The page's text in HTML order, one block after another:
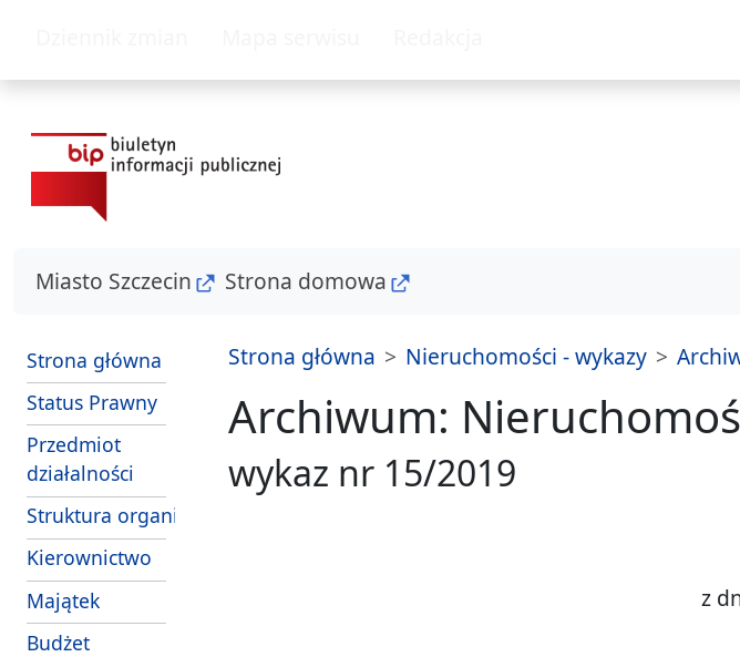
Miasto Szczecin Strona domowa
Strona główna
Status Prawny
Przedmiot
działalności
Struktura organizacyjna
Kierownictwo
Majątek
Budżet
Strona główna Nieruchomości - wykazy
Archiwum:
wykaz nr 15/2019
z